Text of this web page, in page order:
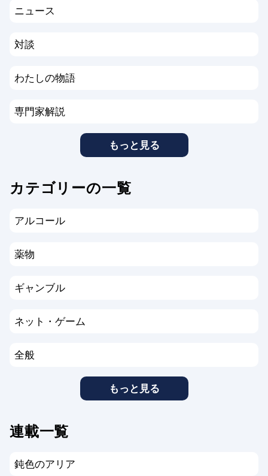
ニュース
対談
わたしの物語
専門家解説
もっと見る
カテゴリーの一覧
アルコール
薬物
ギャンブル
ネット・ゲーム
全般
もっと見る
連載一覧
鈍色のアリア